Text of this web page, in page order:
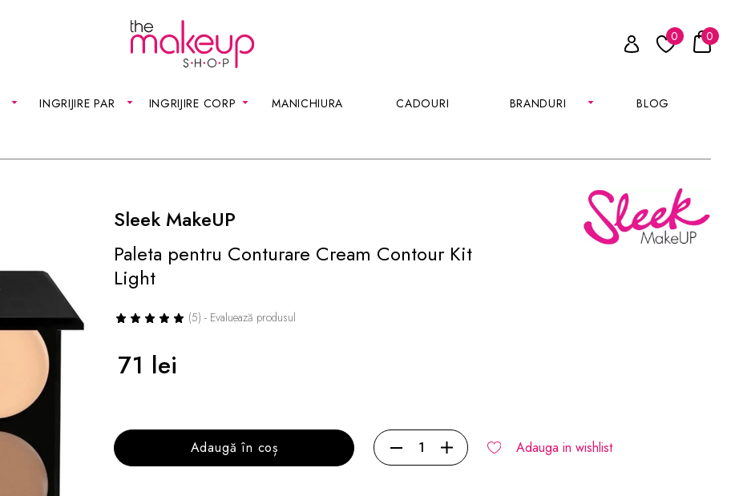
0 0
INGRIJIRE PAR INGRIJIRE CORP MANICHIURA CADOURI BRANDURI BLOG
Sleek MakeUP
Paleta pentru Conturare Cream Contour Kit
Light
(5) - Evaluează produsul
71 lei
Adaugă în coș Adauga in wishlist